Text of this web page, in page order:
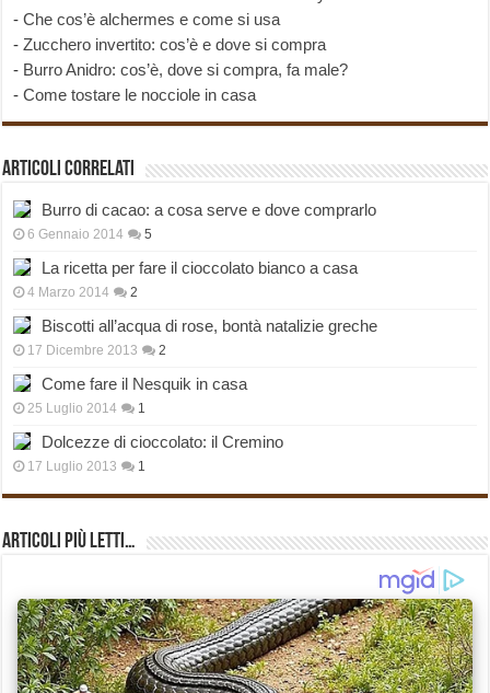
-Che cos’è alchermes e come si usa
-Zucchero invertito: cos’è e dove si compra
- Burro Anidro: cos’è, dove si compra, fa male?
-Come tostare le nocciole in casa
Articoli correlati
Burro di cacao: a cosa serve e dove comprarlo
6 Gennaio 2014 5
La ricetta per fare il cioccolato bianco a casa
4 Marzo 2014 2
Biscotti all’acqua di rose, bontà natalizie greche
17 Dicembre 2013 2
Come fare il Nesquik in casa
25 Luglio 2014 1
Dolcezze di cioccolato: il Cremino
17 Luglio 2013 1
Articoli più Letti…